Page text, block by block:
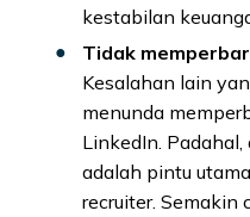
kestabilan
Tidak
Kesalahan lain
menunda
LinkedIn.
adalah pintu
recruiter. Semakin